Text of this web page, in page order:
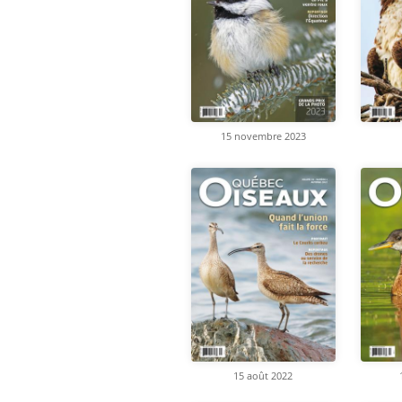
15 novembre 2023
15 août 2022